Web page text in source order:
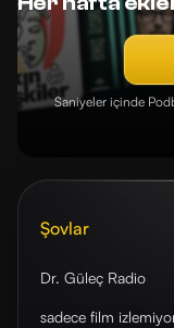
Saniyeler içinde
Şovlar
Dr. Güleç Radio
sadece film